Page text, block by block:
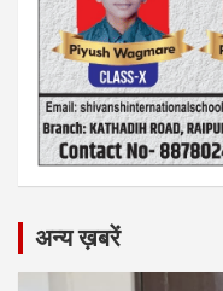
अन्य ख़बरें